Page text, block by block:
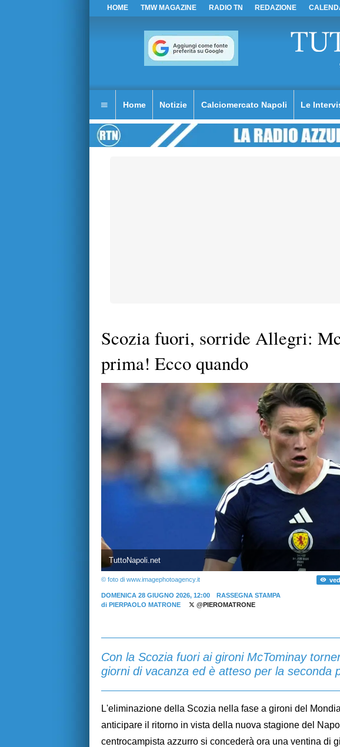
HOME TMW MAGAZINE RADIO TN REDAZIONE
Home Notizie Calciomercato Napoli Le
Scozia fuori, sorride Allegri:
prima! Ecco quando
TuttoNapoli.net
© foto di www.imagephotoagency.it
DOMENICA 28 GIUGNO 2026, 12:00
RASSEGNA STAMPA
di PIERPAOLO MATRONE @PIEROMATRONE
Con la Scozia fuori ai gironi McTominay
giorni di vacanza ed è atteso per la seconda
L'eliminazione della Scozia nella fase a gironi del
anticipare il ritorno in vista della nuova stagione del
centrocampista azzurro si concederà ora una ventina di